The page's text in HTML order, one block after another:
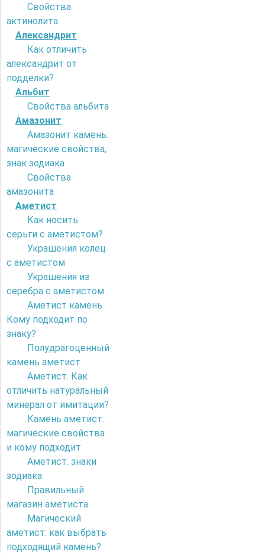
Свойства
актинолита
Александрит
Как отличить
александрит от
подделки?
Альбит
Свойства альбита
Амазонит
Амазонит камень:
магические свойства,
знак зодиака
Свойства
амазонита
Аметист
Как носить
серьги с аметистом?
Украшения колец
с аметистом
Украшения из
серебра с аметистом
Аметист камень.
Кому подходит по
знаку?
Полудрагоценный
камень аметист
Аметист. Как
отличить натуральный
минерал от имитации?
Камень аметист:
магические свойства
и кому подходит
Аметист: знаки
зодиака
Правильный
магазин аметиста
Магический
аметист: как выбрать
подходящий камень?